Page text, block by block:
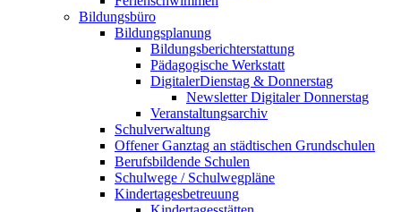
Bildungsbüro
Bildungsplanung
Bildungsberichterstattung
Pädagogische Werkstatt
DigitalerDienstag & Donnerstag
Newsletter Digitaler Donnerstag
Veranstaltungsarchiv
Schulverwaltung
Offener Ganztag an städtischen Grundschulen
Berufsbildende Schulen
Schulwege / Schulwegpläne
Kindertagesbetreuung